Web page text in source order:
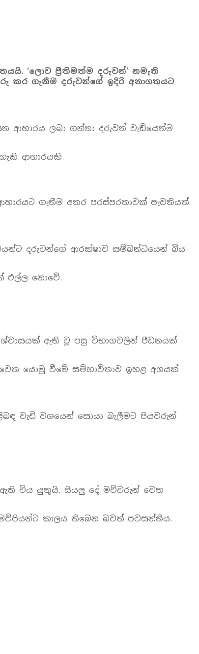
‘ලොව ප්‍රීතිමත්ම දරුවන්’ නමැති
කර ගැනීම දරුවන්ගේ ඉදිරි අනාගතයට
ආහාරය ලබා ගන්නා දරුවන් වැඩියෙන්ම
ආහාරයකි.
ගැනීම අතර පරස්පරතාවක් පැවතියත්
දරුවන්ගේ ආරක්ෂාව සම්බන්ධයෙන් බිය
එල්ල නොවේ.
ඇති වූ පසු විභාගවලින් පීඩනයක්
යොමු වීමේ සම්භාවිතාව ඉහළ අගයක්
වැඩි වශයෙන් සොයා බැලීමට පියවරුන්
විය යුතුයි. සියලු දේ මව්වරුන් වෙත
කාලය තිබෙන බවත් පවසන්නීය.